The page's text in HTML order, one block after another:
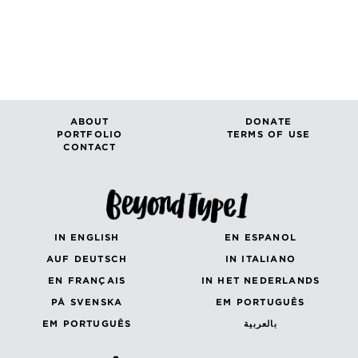
ABOUT
DONATE
PORTFOLIO
TERMS OF USE
CONTACT
IN ENGLISH
EN ESPANOL
AUF DEUTSCH
IN ITALIANO
EN FRANÇAIS
IN HET NEDERLANDS
PÅ SVENSKA
EM PORTUGUÊS
EM PORTUGUÊS
بالعربية